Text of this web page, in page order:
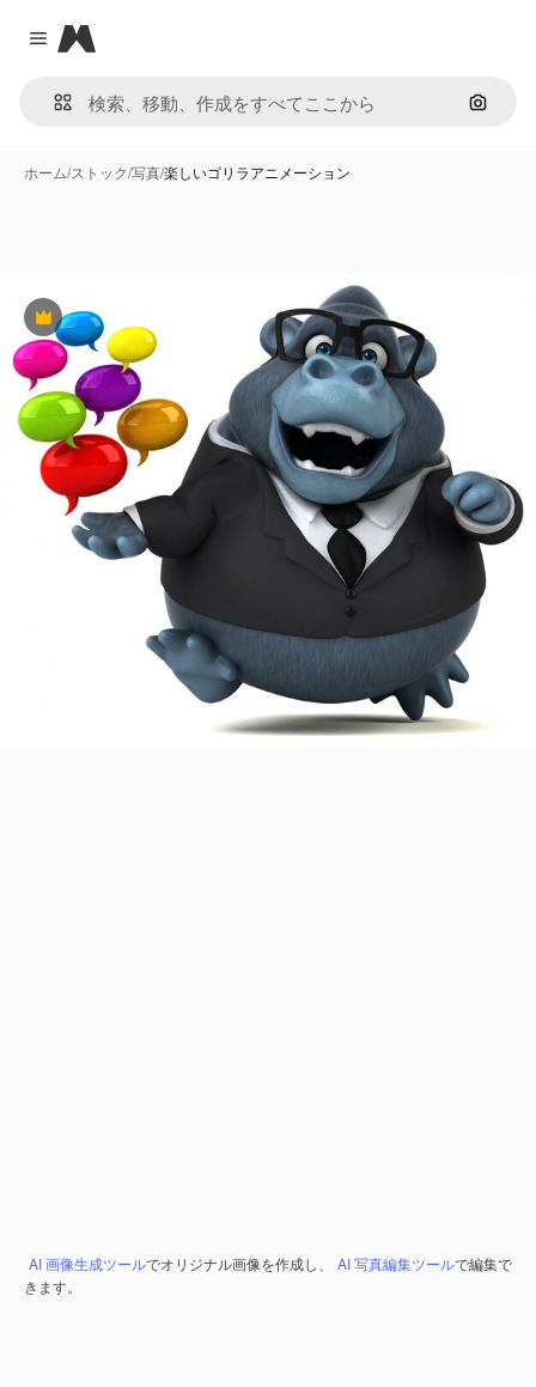
Close menu
Magnific
画像で
ホーム/ストック/写真/楽しいゴリラアニメーション
Premium
AI 画像生成ツールでオリジナル画像を作成し、 AI 写真編集ツールで編集で
きます。